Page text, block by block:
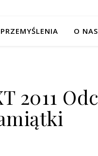
PRZEMYŚLENIA O NAS
2011 Odc